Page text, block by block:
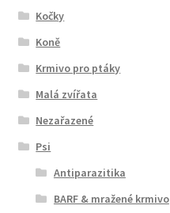
Kočky
Koně
Krmivo pro ptáky
Malá zvířata
Nezařazené
Psi
Antiparazitika
BARF & mražené krmivo